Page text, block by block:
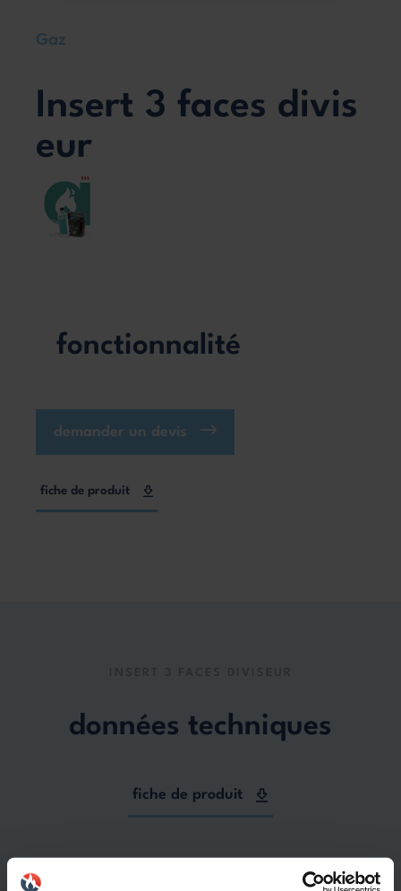
Gaz
Insert 3 faces divis
eur
fonctionnalité
demander un devis
fiche de produit
données techniques
fiche de produit